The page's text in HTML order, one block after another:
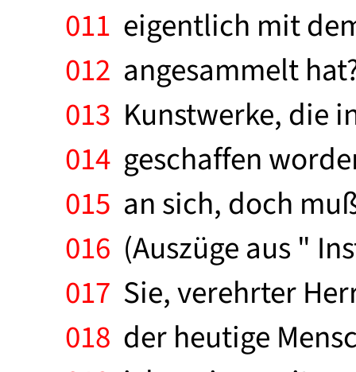
011 eigentlich mit
012 angesammelt
013 Kunstwerke, die
014 geschaffen
015 an sich, doch
016 (Auszüge aus "
017 Sie, verehrter
018 der heutige